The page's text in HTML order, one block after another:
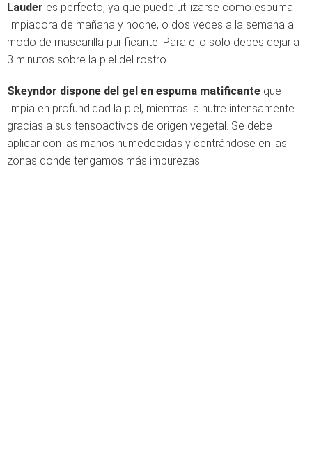
Lauder es perfecto, ya que puede utilizarse como espuma
limpiadora de mañana y noche, o dos veces a la semana a
modo de mascarilla purificante. Para ello solo debes dejarla
3 minutos sobre la piel del rostro.
Skeyndor dispone del gel en espuma matificante que
limpia en profundidad la piel, mientras la nutre intensamente
gracias a sus tensoactivos de origen vegetal. Se debe
aplicar con las manos humedecidas y centrándose en las
zonas donde tengamos más impurezas.